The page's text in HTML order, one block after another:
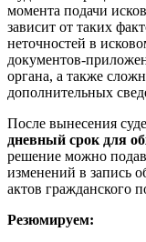
момента подачи
зависит от таких
неточностей в
документов-
органа, а также
дополнительных
После вынесения
дневный срок для
решение можно
изменений в запись
актов гражданского
Резюмируем: